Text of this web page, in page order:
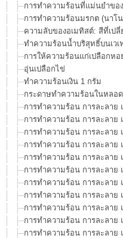
การทำความร้อนที่แม่นยำขอ
การทำความร้อนมรกต (นาโ
ความลับของอเมทิสต์: สีที่เปลี่
ทำความร้อนน้ำบริสุทธิ์บนเว
การให้ความร้อนแก่เปลือกหอ
อุ่นเปลือกไข่
ทำความร้อนเงิน 1 กรัม
กระดาษทำความร้อนในหลอ
การทำความร้อน การละลาย
การทำความร้อน การละลาย
การทำความร้อน การละลาย
การทำความร้อน การละลาย
การทำความร้อน การละลาย
การทำความร้อน การละลาย
การทำความร้อน การละลาย
การทำความร้อน การละลาย
การทำความร้อน การละลาย
การทำความร้อน การละลาย
การทำความร้อน การละลาย